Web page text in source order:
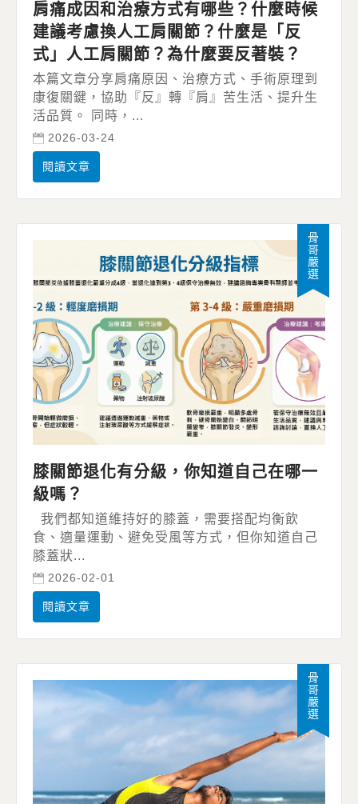
肩痛成因和治療方式有哪些？什麼時候
建議考慮換人工肩關節？什麼是「反
式」人工肩關節？為什麼要反著裝？
本篇文章分享肩痛原因、治療方式、手術原理到
康復關鍵，協助『反』轉『肩』苦生活、提升生
活品質。 同時，...
2026-03-24
閱讀文章
膝關節退化有分級，你知道自己在哪一
級嗎？
我們都知道維持好的膝蓋，需要搭配均衡飲
食、適量運動、避免受風等方式，但你知道自己
膝蓋狀...
2026-02-01
閱讀文章
骨哥嚴選
骨哥嚴選